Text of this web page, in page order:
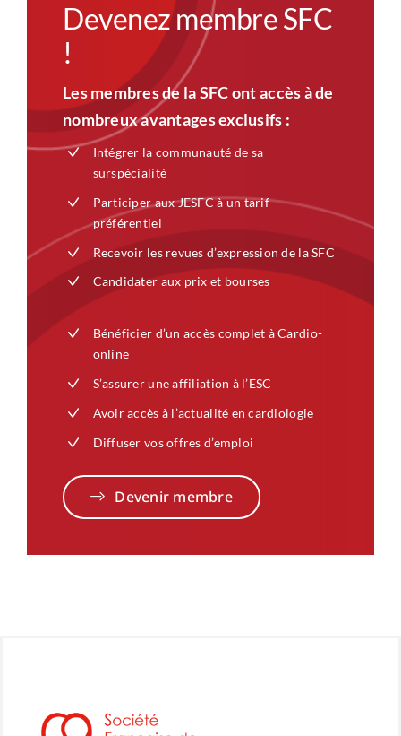
Devenez membre SFC
!
Les membres de la SFC ont accès à de
nombreux avantages exclusifs :
Intégrer la communauté de sa
surspécialité
Participer aux JESFC à un tarif
préférentiel
Recevoir les revues d’expression de la SFC
Candidater aux prix et bourses
Bénéficier d’un accès complet à Cardio-
online
S’assurer une affiliation à l’ESC
Avoir accès à l’actualité en cardiologie
Diffuser vos offres d’emploi
Devenir membre